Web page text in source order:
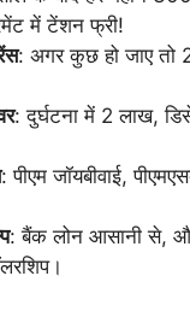
में टेंशन फ्री!
: अगर कुछ हो जाए तो
: दुर्घटना में 2 लाख,
: पीएम जॉयबीवाई,
: बैंक लोन आसानी से,